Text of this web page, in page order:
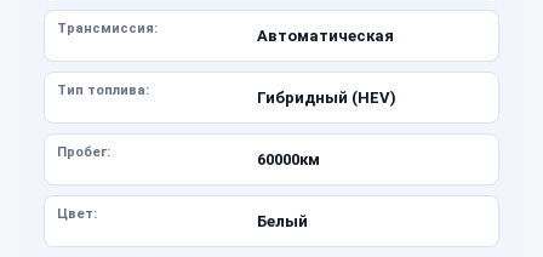
Трансмиссия: Автоматическая
Тип топлива: Гибридный (HEV)
Пробег: 60000км
Цвет: Белый